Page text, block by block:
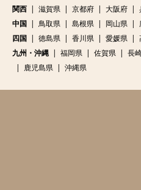
関西
滋賀県 京都府 大阪府
中国
鳥取県 島根県 岡山県
四国
徳島県 香川県 愛媛県
九州・沖縄
福岡県 佐賀県 長
鹿児島県
沖縄県